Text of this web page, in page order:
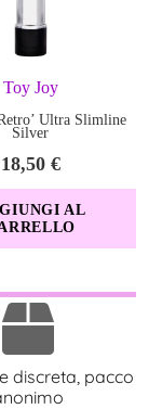
Toy Joy
Ultra Slimline
Silver
18,50 €
AL
discreta, pacco